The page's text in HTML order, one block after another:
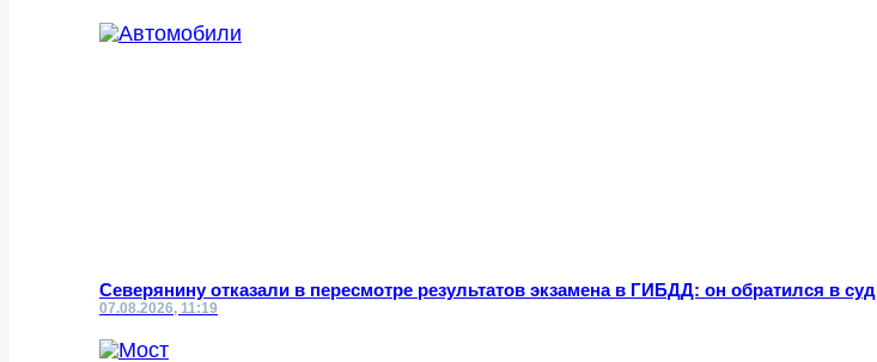
Северянину отказали в пересмотре результатов экзамена в ГИБДД: он обратился в суд
07.08.2026, 11:19